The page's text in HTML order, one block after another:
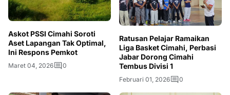
Askot PSSI Cimahi Soroti
Aset Lapangan Tak Optimal,
Ini Respons Pemkot
Maret 04, 2026 0
Ratusan Pelajar Ramaikan
Liga Basket Cimahi, Perbasi
Jabar Dorong Cimahi
Tembus Divisi 1
Februari 01, 2026 0